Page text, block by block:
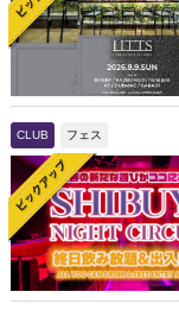
CLUB フェス